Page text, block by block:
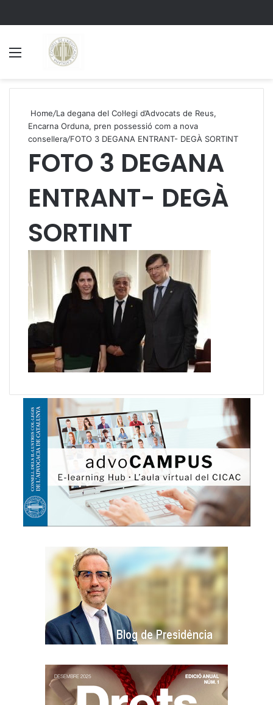
Home/La degana del Col·legi d’Advocats de Reus,
Encarna Orduna, pren possessió com a nova
consellera/FOTO 3 DEGANA ENTRANT- DEGÀ SORTINT
FOTO 3 DEGANA
ENTRANT- DEGÀ
SORTINT